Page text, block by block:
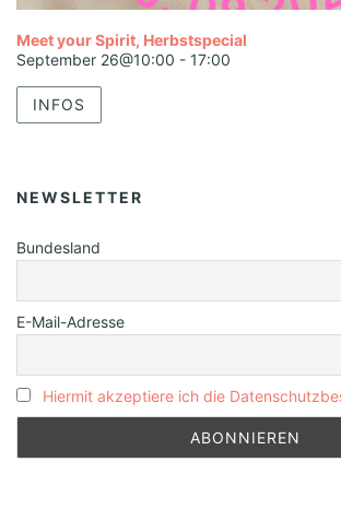
Meet your Spirit, Herbstspecial
September 26@10:00 - 17:00
INFOS
NEWSLETTER
Bundesland
E-Mail-Adresse
Hiermit akzeptiere ich die